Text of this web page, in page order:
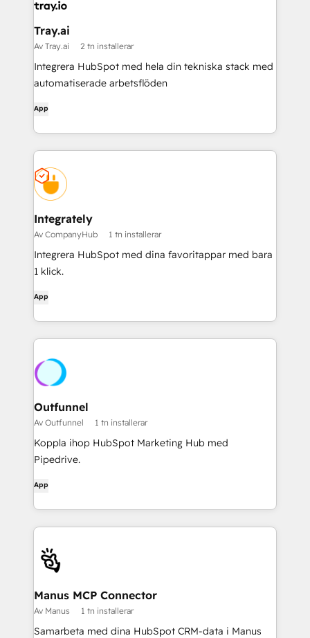
Tray.ai
Av Tray.ai 2 tn installerar
Integrera HubSpot med hela din tekniska stack med
automatiserade arbetsflöden
App
Integrately
Av CompanyHub 1 tn installerar
Integrera HubSpot med dina favoritappar med bara
1 klick.
App
Outfunnel
Av Outfunnel 1 tn installerar
Koppla ihop HubSpot Marketing Hub med
Pipedrive.
App
Manus MCP Connector
Av Manus 1 tn installerar
Samarbeta med dina HubSpot CRM-data i Manus